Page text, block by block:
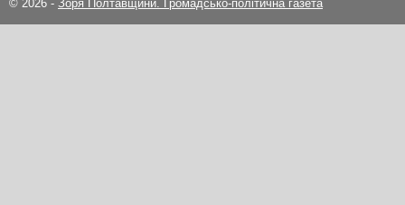
© 2026 - Зоря Полтавщини. Громадсько-політична газета